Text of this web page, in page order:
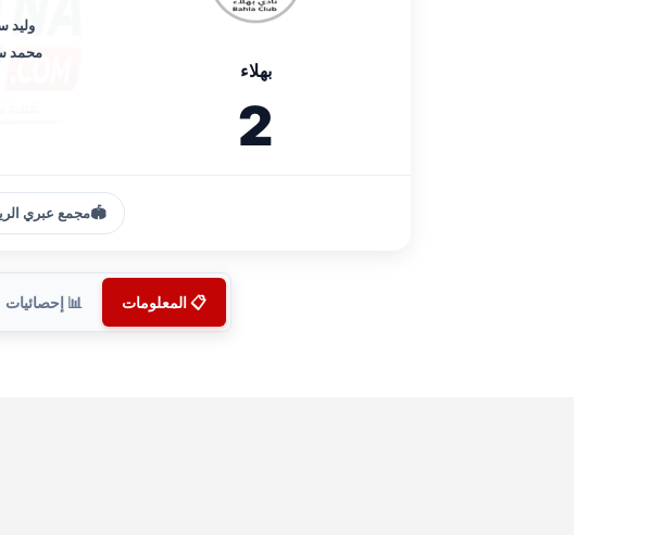
بهلاء
2
وليد
محمد
🏟️مجمع عبري
📋 المعلومات 📊 إحصائيات